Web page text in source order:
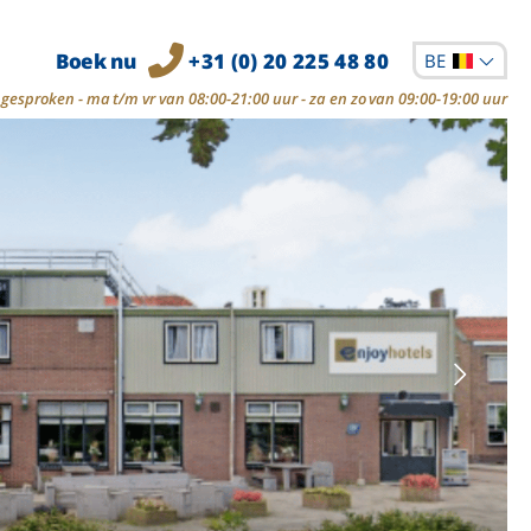
Boek nu +31 (0) 20 225 48 80 BE
- ma t/m vr van 08:00-21:00 uur - za en zo van 09:00-19:00 uur